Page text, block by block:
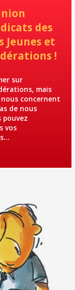
des
Jeunes et
!
sur
mais
concernent
de nous
pouvez
vos